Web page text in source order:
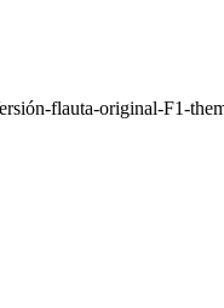
flauta-original-F1-